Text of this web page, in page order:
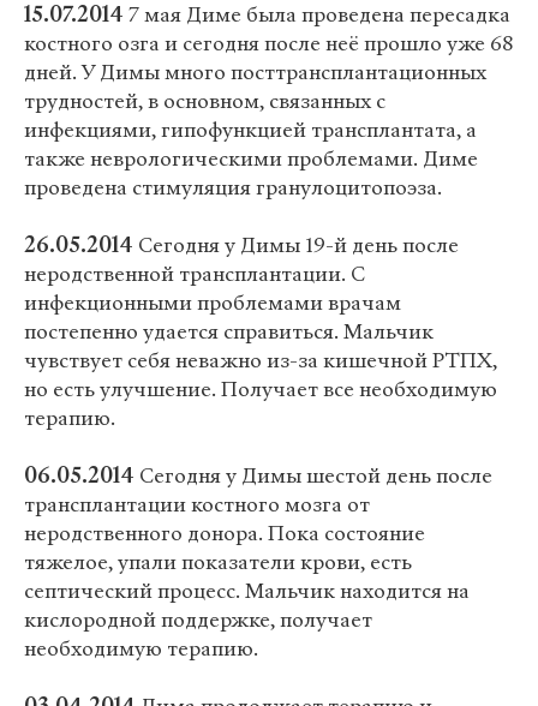
15.07.2014 7 мая Диме была проведена пересадка
костного озга и сегодня после неё прошло уже 68
дней. У Димы много посттрансплантационных
трудностей, в основном, связанных с
инфекциями, гипофункцией трансплантата, а
также неврологическими проблемами. Диме
проведена стимуляция гранулоцитопоэза.
26.05.2014 Сегодня у Димы 19-й день после
неродственной трансплантации. С
инфекционными проблемами врачам
постепенно удается справиться. Мальчик
чувствует себя неважно из-за кишечной РТПХ,
но есть улучшение. Получает все необходимую
терапию.
06.05.2014 Сегодня у Димы шестой день после
трансплантации костного мозга от
неродственного донора. Пока состояние
тяжелое, упали показатели крови, есть
септический процесс. Мальчик находится на
кислородной поддержке, получает
необходимую терапию.